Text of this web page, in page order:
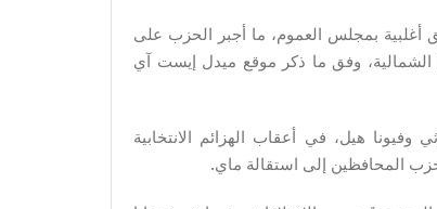
بمجلس العموم، ما أجبر الحزب على
الشمالية، وفق ما ذكر موقع ميدل إيست آي
وفيونا هيل، في أعقاب الهزائم الانتخابية
المحافظين إلى استقالة ماي.